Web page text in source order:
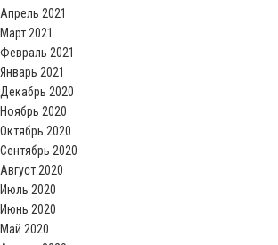
Апрель 2021
Март 2021
Февраль 2021
Январь 2021
Декабрь 2020
Ноябрь 2020
Октябрь 2020
Сентябрь 2020
Август 2020
Июль 2020
Июнь 2020
Май 2020